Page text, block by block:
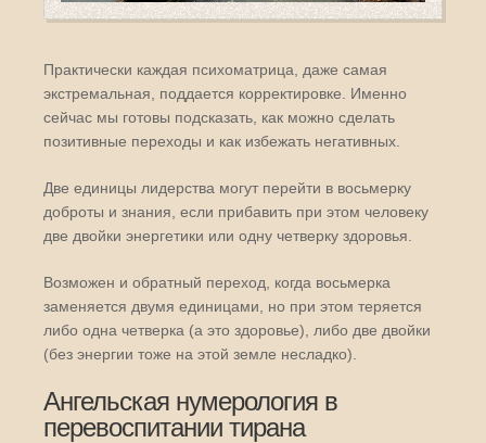
Практически каждая психоматрица, даже самая
экстремальная, поддается корректировке. Именно
сейчас мы готовы подсказать, как можно сделать
позитивные переходы и как избежать негативных.
Две единицы лидерства могут перейти в восьмерку
доброты и знания, если прибавить при этом человеку
две двойки энергетики или одну четверку здоровья.
Возможен и обратный переход, когда восьмерка
заменяется двумя единицами, но при этом теряется
либо одна четверка (а это здоровье), либо две двойки
(без энергии тоже на этой земле несладко).
Ангельская нумерология в
перевоспитании тирана